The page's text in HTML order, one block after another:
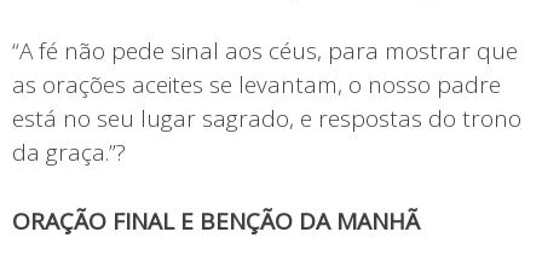
“A fé não pede sinal aos céus, para mostrar que
as orações aceites se levantam, o nosso padre
está no seu lugar sagrado, e respostas do trono
da graça.”?
ORAÇÃO FINAL E BENÇÃO DA MANHÃ